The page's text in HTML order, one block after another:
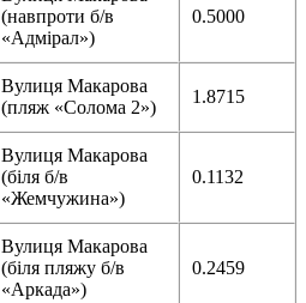
(навпроти б/в
«Адмірал»)
0.5000
Вулиця Макарова
(пляж «Солома 2»)
1.8715
Вулиця Макарова
(біля б/в
«Жемчужина»)
0.1132
Вулиця Макарова
(біля пляжу б/в
«Аркада»)
0.2459